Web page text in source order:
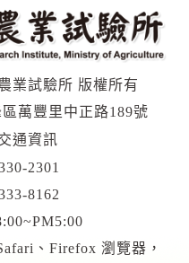
業試驗所 版權所有
萬豐里中正路189號
通資訊
2301
8162
、Firefox 瀏覽器，